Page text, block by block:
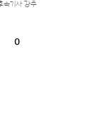
속기사 강추
0